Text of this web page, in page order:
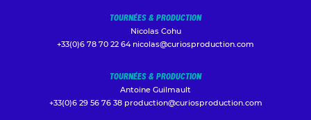
TOURNÉES & PRODUCTION
Nicolas Cohu
+33(0)6 78 70 22 64 nicolas@curiosproduction.com
TOURNÉES & PRODUCTION
Antoine Guilmault
+33(0)6 29 56 76 38 production@curiosproduction.com